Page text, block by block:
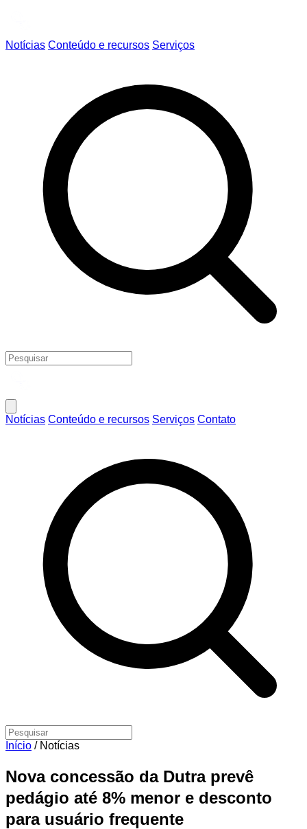
Notícias Conteúdo e recursos Serviços
Notícias Conteúdo e recursos Serviços Contato
Início / Notícias
Nova concessão da Dutra prevê
pedágio até 8% menor e desconto
para usuário frequente